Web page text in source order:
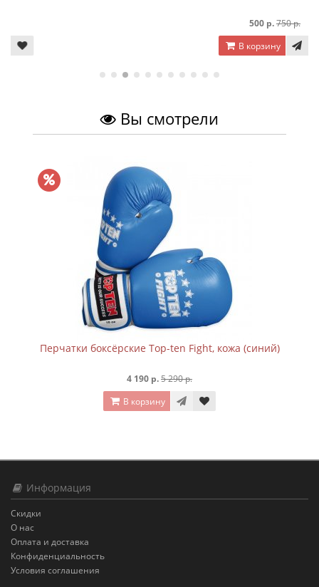
Вы смотрели
Перчатки боксёрские Top-ten Fight, кожа (синий)
4 190 р.5 290 р.
В корзину
Информация
Скидки
О нас
Оплата и доставка
Конфиденциальность
Условия соглашения